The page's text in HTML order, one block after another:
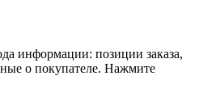
информации: позиции заказа,
о покупателе. Нажмите